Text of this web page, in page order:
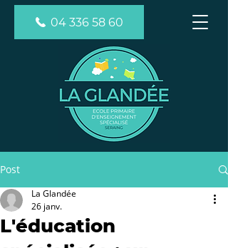
04 336 58 60
Post
L'éducation
La Glandée
26 janv.